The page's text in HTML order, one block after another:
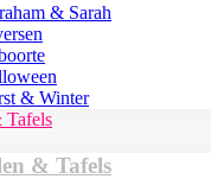
& Sarah
& Winter
Tafels
& Tafels